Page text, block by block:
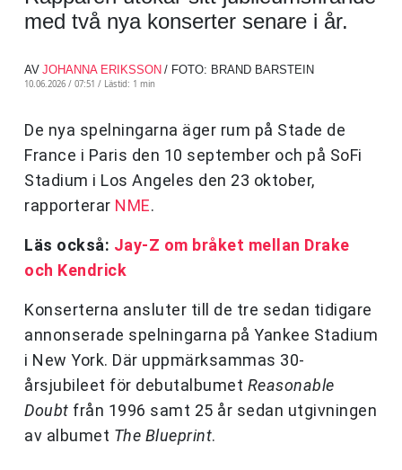
med två nya konserter senare i år.
AV JOHANNA ERIKSSON / FOTO: BRAND BARSTEIN
10.06.2026 / 07:51 / Lästid: 1 min
De nya spelningarna äger rum på Stade de
France i Paris den 10 september och på SoFi
Stadium i Los Angeles den 23 oktober,
rapporterar NME.
Läs också: Jay-Z om bråket mellan Drake
och Kendrick
Konserterna ansluter till de tre sedan tidigare
annonserade spelningarna på Yankee Stadium
i New York. Där uppmärksammas 30-
årsjubileet för debutalbumet Reasonable
Doubt från 1996 samt 25 år sedan utgivningen
av albumet The Blueprint.